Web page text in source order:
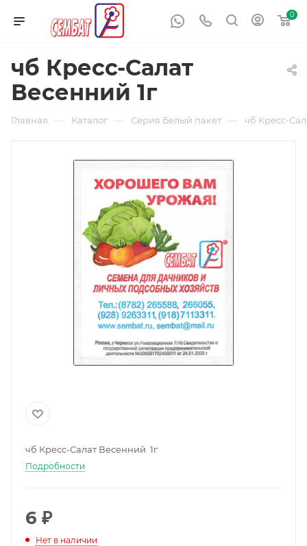
0
чб Кресс-Салат
Весенний 1г
Главная — Каталог — Серия Белый пакет — чб Кресс-
чб Кресс-Салат Весенний 1г
Подробности
6 ₽
Нет в наличии